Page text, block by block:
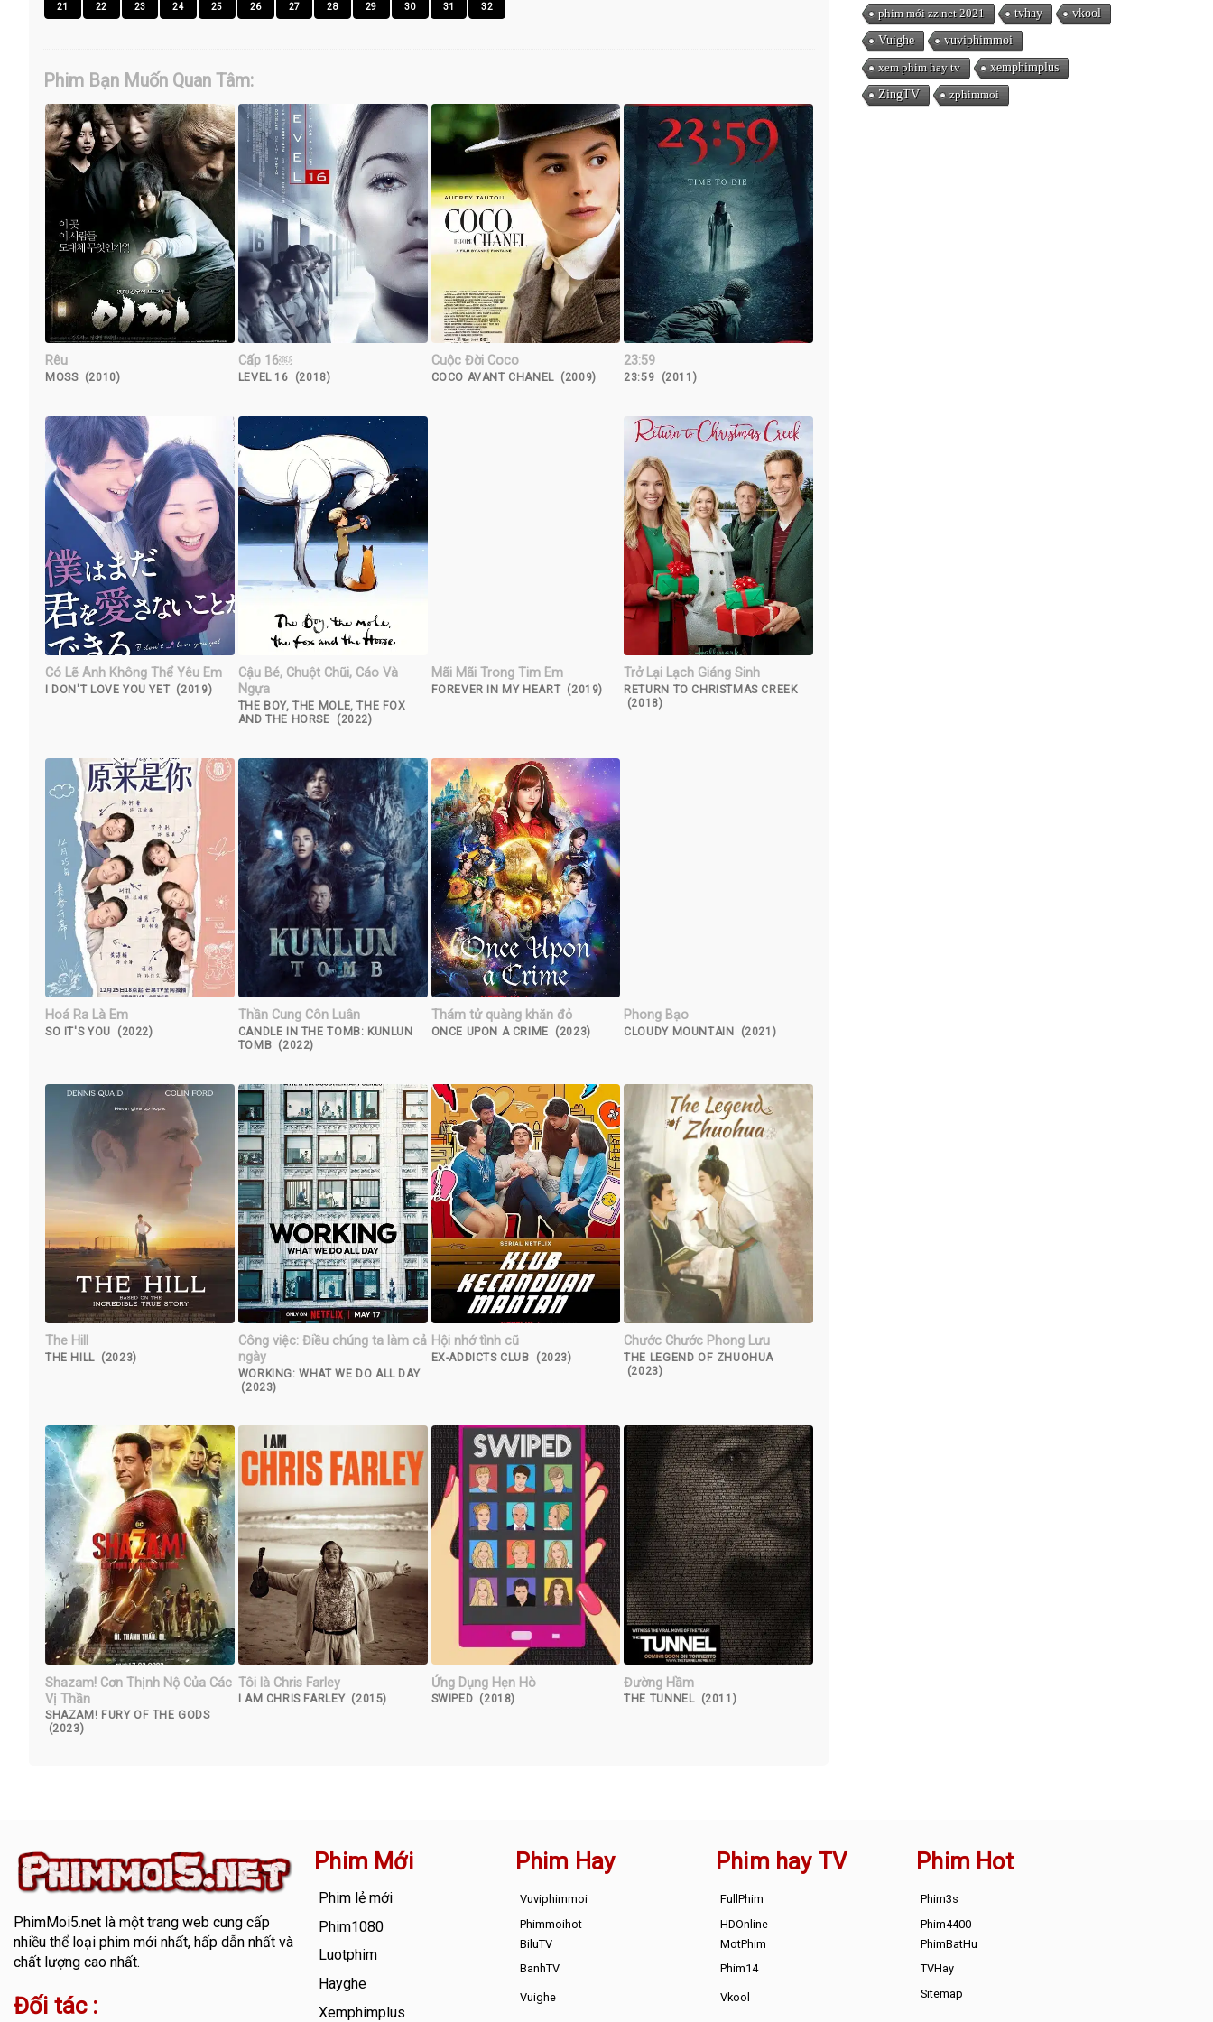
21 22 23 24 25 26 27 28 29 30 31 32
Phim Bạn Muốn Quan Tâm:
Rêu
MOSS (2010)
Cấp 16￼
LEVEL 16 (2018)
Cuộc Đời Coco
COCO AVANT CHANEL (2009)
23:59
23:59 (2011)
Có Lẽ Anh Không Thể Yêu Em
I DON'T LOVE YOU YET (2019)
Cậu Bé, Chuột Chũi, Cáo Và
Ngựa
THE BOY, THE MOLE, THE FOX
AND THE HORSE (2022)
Mãi Mãi Trong Tim Em
FOREVER IN MY HEART (2019)
Trở Lại Lạch Giáng Sinh
RETURN TO CHRISTMAS CREEK
(2018)
Hoá Ra Là Em
SO IT'S YOU (2022)
Thần Cung Côn Luân
CANDLE IN THE TOMB: KUNLUN
TOMB (2022)
Thám tử quàng khăn đỏ
ONCE UPON A CRIME (2023)
Phong Bạo
CLOUDY MOUNTAIN (2021)
The Hill
THE HILL (2023)
Công việc: Điều chúng ta làm cả
ngày
WORKING: WHAT WE DO ALL DAY
(2023)
Hội nhớ tình cũ
EX-ADDICTS CLUB (2023)
Chước Chước Phong Lưu
THE LEGEND OF ZHUOHUA
(2023)
Shazam! Cơn Thịnh Nộ Của Các
Vị Thần
SHAZAM! FURY OF THE GODS
(2023)
Tôi là Chris Farley
I AM CHRIS FARLEY (2015)
Ứng Dụng Hẹn Hò
SWIPED (2018)
Đường Hầm
THE TUNNEL (2011)
phim mới zz.net 2021
tvhay
vkool
Vuighe
vuviphimmoi
xem phim hay tv
xemphimplus
ZingTV
zphimmoi
PhimMoi5.netlà một trang web cung cấp
nhiều thể loại phim mới nhất, hấp dẫn nhất và
chất lượng cao nhất.
Đối tác :
Phim Mới
Phim lẻ mới
Phim1080
Luotphim
Hayghe
Xemphimplus
Phim Hay
Vuviphimmoi
Phimmoihot
BiluTV
BanhTV
Vuighe
Phim hay TV
FullPhim
HDOnline
MotPhim
Phim14
Vkool
Phim Hot
Phim3s
Phim4400
PhimBatHu
TVHay
Sitemap